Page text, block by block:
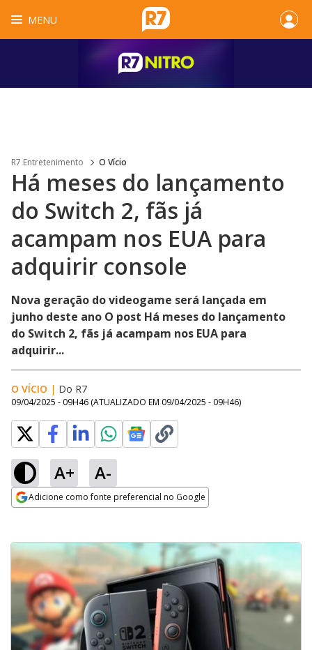
MENU
R7 Entretenimento O Vício
Há meses do lançamento
do Switch 2, fãs já
acampam nos EUA para
adquirir console
Nova geração do videogame será lançada em
junho deste ano O post Há meses do lançamento
do Switch 2, fãs já acampam nos EUA para
adquirir...
O VÍCIO | Do R7
09/04/2025 - 09H46 (ATUALIZADO EM 09/04/2025 - 09H46)
A+ A-
Adicione como fonte preferencial no Google